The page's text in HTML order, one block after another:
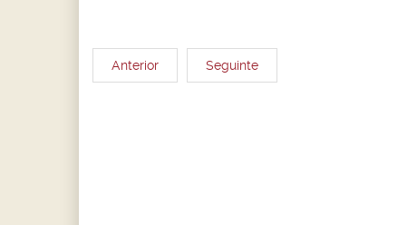
Anterior Seguinte